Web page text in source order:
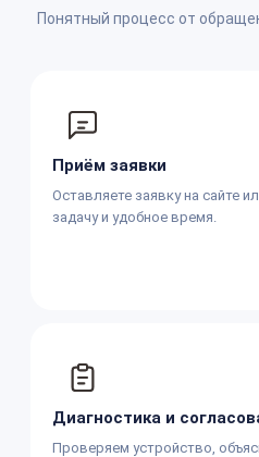
Понятный процесс от
Приём заявки
Оставляете заявку на сайте
задачу и удобное время.
Диагностика и
Проверяем устройство,